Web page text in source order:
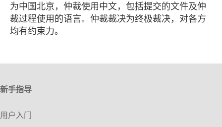
为中国北京，仲裁使用中文，包括提交的文件及仲
裁过程使用的语言。仲裁裁决为终极裁决，对各方
均有约束力。
新手指导
用户入门